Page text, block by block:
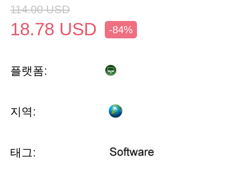
114.00 USD
18.78 USD -84%
플랫폼:
지역:
태그: